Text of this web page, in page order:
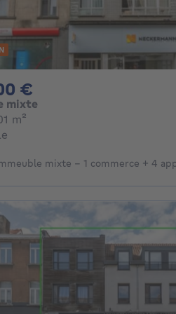
€
mixte
m²
mixte - 1 commerce + 4